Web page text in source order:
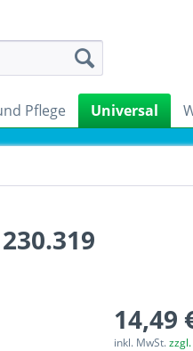
Pflege Universal
14,49
inkl. MwSt.